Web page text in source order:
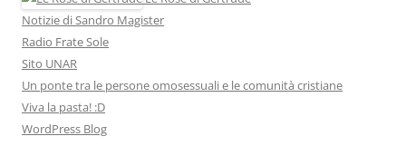
Notizie di Sandro Magister
Radio Frate Sole
Sito UNAR
Un ponte tra le persone omosessuali e le comunità cristiane
Viva la pasta! :D
WordPress Blog